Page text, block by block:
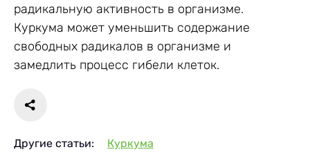
радикальную активность в организме.
Куркума может уменьшить содержание
свободных радикалов в организме и
замедлить процесс гибели клеток.
Другие статьи: Куркума